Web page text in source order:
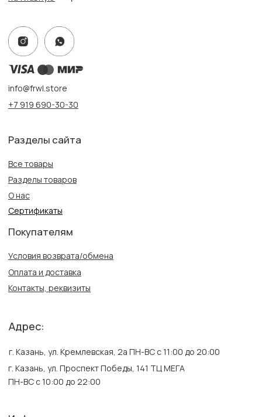
Информация
Публичная оферта